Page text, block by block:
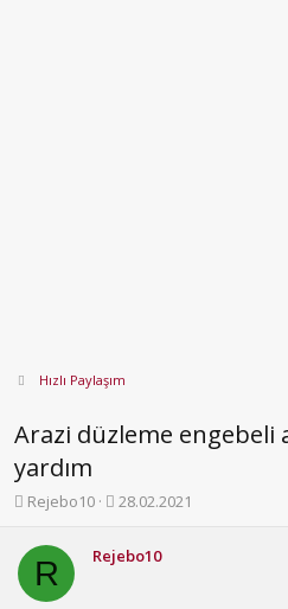
Hızlı Paylaşım
Arazi düzleme engebeli
yardım
K
n
Rejebo10
B
l
28.02.2021
R Rejebo10